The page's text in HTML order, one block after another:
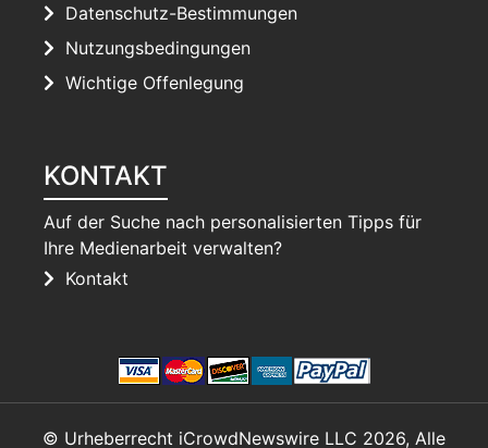
Datenschutz-Bestimmungen
Nutzungsbedingungen
Wichtige Offenlegung
KONTAKT
Auf der Suche nach personalisierten Tipps für
Ihre Medienarbeit verwalten?
Kontakt
© Urheberrecht iCrowdNewswire LLC 2026, Alle